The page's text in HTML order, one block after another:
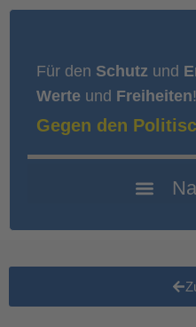
Für den Schutz und
Werte und Freiheiten!
Gegen den